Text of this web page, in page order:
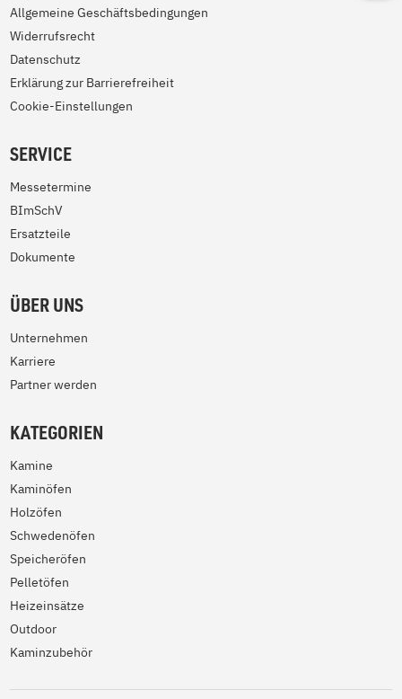
Allgemeine Geschäftsbedingungen
Widerrufsrecht
Datenschutz
Erklärung zur Barrierefreiheit
Cookie-Einstellungen
SERVICE
Messetermine
BImSchV
Ersatzteile
Dokumente
ÜBER UNS
Unternehmen
Karriere
Partner werden
KATEGORIEN
Kamine
Kaminöfen
Holzöfen
Schwedenöfen
Speicheröfen
Pelletöfen
Heizeinsätze
Outdoor
Kaminzubehör